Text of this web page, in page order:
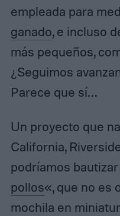
empleada para
ganado, e incluso
más pequeños,
¿Seguimos
Parece que sí…
Un proyecto que
California,
podríamos
pollos«, que no es
mochila en